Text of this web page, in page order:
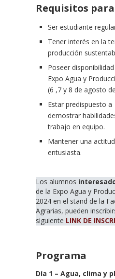
Requisitos
Ser estudiante
Tener interés en la
producción
Poseer
Expo Agua y
(6 ,7 y 8 de agosto
Estar predispuesto a
demostrar
trabajo en equipo.
Mantener una
entusiasta.
Los alumnos
de la Expo Agua y
2024 en el stand de la
Agrarias, pueden
siguiente LINK DE
Programa
Día 1 – Agua, clima y